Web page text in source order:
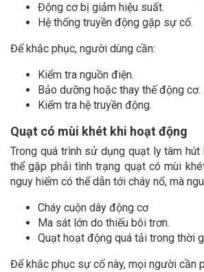
Động cơ bị giảm hiệu suất.
Hệ thống truyền động gặp sự cố.
Để khắc phục, người dùng cần:
Kiểm tra nguồn điện.
Bảo dưỡng hoặc thay thế động cơ.
Kiểm tra hệ truyền động.
Quạt có mùi khét khi hoạt động
Trong quá trình sử dụng quạt ly tâm hút
thể gặp phải tình trạng quạt có mùi
nguy hiểm có thể dẫn tới cháy nổ, mà
Cháy cuộn dây động cơ
Ma sát lớn do thiếu bôi trơn.
Quạt hoạt động quá tải trong thời
Để khắc phục sự cố này, mọi người cần